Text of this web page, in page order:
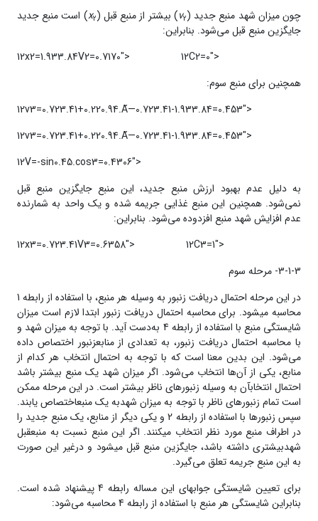
چون میزان شهد منبع جدید ( v2­ ) بیشتر از منبع قبل ( x2 ) است منبع جدید
جایگزین منبع قبل می‌شود. بنابراین:
12x2=1.933.84V2=0.7170"> 12C2=0">
همچنین برای منبع سوم:
12v3=0.723.41+0.220.94.Ã—0.723.41-1.933.84=0.453">
12v3=0.723.41+0.220.94.Ã—0.723.41-1.933.84=0.453">
12V=-sin0.45.cos3=0.4306">
به دلیل عدم بهبود ارزش منبع جدید، این منبع جایگزین منبع قبل
نمی‌شود. همچنین این منبع غذایی جریمه شده و یک واحد به شمارنده‌
عدم افزایش شهد منبع افزدوده می‌شود. بنابراین:
12x3=0.723.41V3=0.6358"> 12C3=1">
3-1-3- مرحله‌ سوم
در این مرحله احتمال دریافت زنبور به وسیله هر منبع، با استفاده از رابطه 1
محاسبه می­شود. برای محاسبه‌ احتمال دریافت زنبور ابتدا لازم است میزان
شایستگی منبع با استفاده از رابطه 4 به‌دست آید. با توجه به میزان شهد و
با محاسبه‌ احتمال دریافت زنبور، به تعدادی از منابعزنبور اختصاص داده
می‌شود. این بدین معنا است که با توجه به احتمال انتخاب هر کدام از
منابع، یکی از آن­‌ها انتخاب می‌شود. اگر میزان شهد یک منبع بیشتر باشد
احتمال انتخابآن به وسیله زنبور­های ناظر بیشتر است. در این مرحله ممکن
است تمام زنبور‌های ناظر با توجه به میزان شهدبه یک منبعاختصاص یابند.
سپس زنبورها با استفاده از رابطه 2 و یکی دیگر از منابع، یک منبع جدید را
در اطراف منبع مورد نظر انتخاب می­کنند. اگر این منبع نسبت به منبعقبل
شهدبیشتری داشته باشد، جایگزین منبع قبل می­شود و درغیر این صورت
به این منبع جریمه تعلق می‌گیرد.
برای تعیین شایستگی جواب­های این مساله رابطه‌ 4 پیشنهاد شده است.
بنابراین شایستگی هر منبع با استفاده از رابطه 4 محاسبه می‌شود: